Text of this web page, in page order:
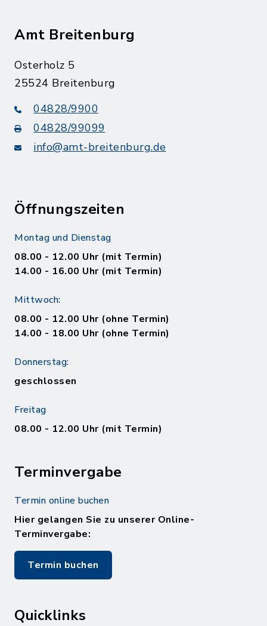
Amt Breitenburg
Osterholz 5
25524 Breitenburg
04828/9900
04828/99099
info@amt-breitenburg.de
Öffnungszeiten
Montag und Dienstag
08.00 - 12.00 Uhr (mit Termin)
14.00 - 16.00 Uhr (mit Termin)
Mittwoch:
08.00 - 12.00 Uhr (ohne Termin)
14.00 - 18.00 Uhr (ohne Termin)
Donnerstag:
geschlossen
Freitag
08.00 - 12.00 Uhr (mit Termin)
Terminvergabe
Termin online buchen
Hier gelangen Sie zu unserer Online-
Terminvergabe:
Termin buchen
Quicklinks